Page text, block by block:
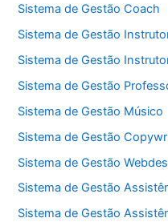
Sistema de Gestão Coach
Sistema de Gestão
Sistema de Gestão
Sistema de Gestão
Sistema de Gestão Músico
Sistema de Gestão
Sistema de Gestão
Sistema de Gestão
Sistema de Gestão